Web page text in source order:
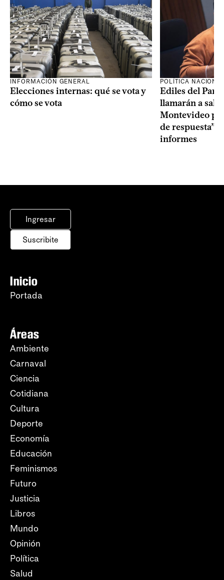
INFORMACIÓN GENERAL
Elecciones internas: qué se vota y
cómo se vota
POLÍTICA
Ediles del
llamarán a sala
Montevideo
de respuesta”
informes
Ingresar
Suscribite
Inicio
Portada
Áreas
Ambiente
Carnaval
Ciencia
Cotidiana
Cultura
Deporte
Economía
Educación
Feminismos
Futuro
Justicia
Libros
Mundo
Opinión
Política
Salud